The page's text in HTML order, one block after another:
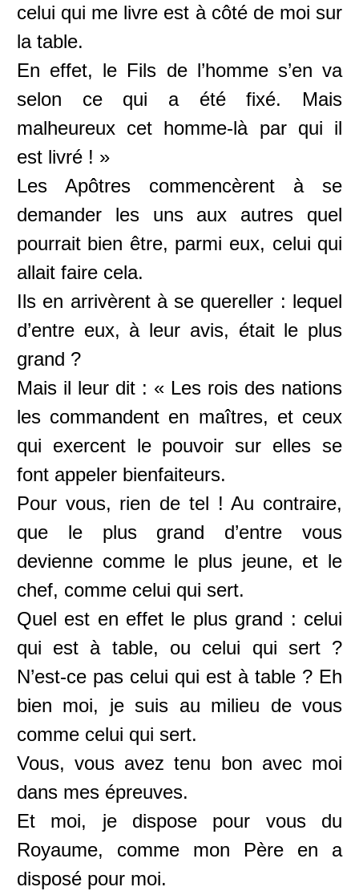
celui qui me livre est à côté de moi sur
la table.
En effet, le Fils de l’homme s’en va
selon ce qui a été fixé. Mais
malheureux cet homme-là par qui il
est livré ! »
Les Apôtres commencèrent à se
demander les uns aux autres quel
pourrait bien être, parmi eux, celui qui
allait faire cela.
Ils en arrivèrent à se quereller : lequel
d’entre eux, à leur avis, était le plus
grand ?
Mais il leur dit : « Les rois des nations
les commandent en maîtres, et ceux
qui exercent le pouvoir sur elles se
font appeler bienfaiteurs.
Pour vous, rien de tel ! Au contraire,
que le plus grand d’entre vous
devienne comme le plus jeune, et le
chef, comme celui qui sert.
Quel est en effet le plus grand : celui
qui est à table, ou celui qui sert ?
N’est-ce pas celui qui est à table ? Eh
bien moi, je suis au milieu de vous
comme celui qui sert.
Vous, vous avez tenu bon avec moi
dans mes épreuves.
Et moi, je dispose pour vous du
Royaume, comme mon Père en a
disposé pour moi.